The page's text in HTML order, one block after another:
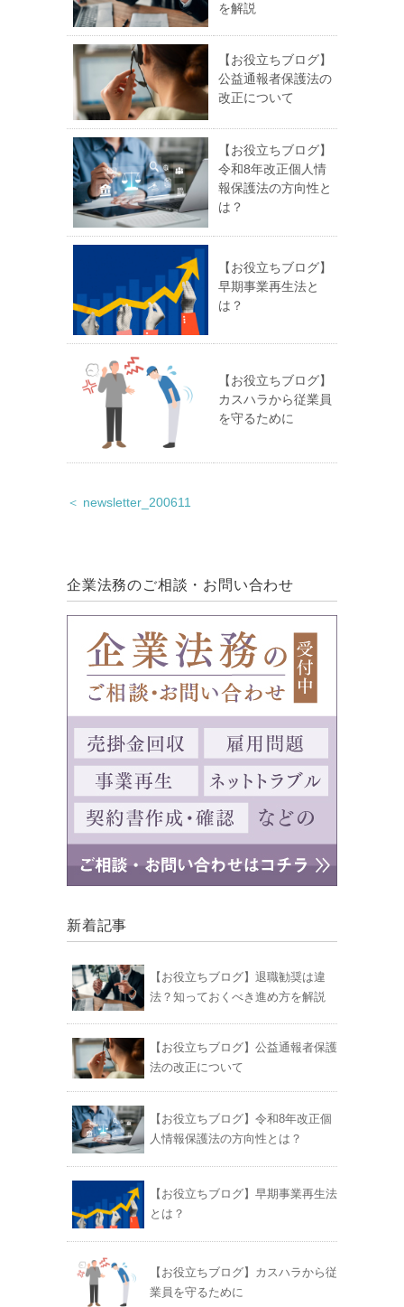
を解説
【お役立ちブログ】
公益通報者保護法の
改正について
【お役立ちブログ】
令和8年改正個人情
報保護法の方向性と
は？
【お役立ちブログ】
早期事業再生法と
は？
【お役立ちブログ】
カスハラから従業員
を守るために
＜ newsletter_200611
企業法務のご相談・お問い合わせ
新着記事
【お役立ちブログ】退職勧奨は違
法？知っておくべき進め方を解説
【お役立ちブログ】公益通報者保護
法の改正について
【お役立ちブログ】令和8年改正個
人情報保護法の方向性とは？
【お役立ちブログ】早期事業再生法
とは？
【お役立ちブログ】カスハラから従
業員を守るために